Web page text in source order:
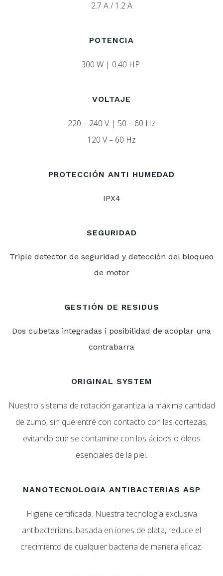
2.7 A / 1.2 A
POTENCIA
300 W | 0.40 HP
VOLTAJE
220 – 240 V | 50 – 60 Hz
120 V – 60 Hz
PROTECCIÓN ANTI HUMEDAD
IPX4
SEGURIDAD
Triple detector de seguridad y detección del bloqueo
de motor
GESTIÓN DE RESIDUS
Dos cubetas integradas i posibilidad de acoplar una
contrabarra
ORIGINAL SYSTEM
Nuestro sistema de rotación garantiza la máxima cantidad
de zumo, sin que entré con contacto con las cortezas,
evitando que se contamine con los ácidos o óleos
esenciales de la piel.
NANOTECNOLOGIA ANTIBACTERIAS ASP
Higiene certificada. Nuestra tecnología exclusiva
antibacterians, basada en iones de plata, reduce el
crecimiento de cualquier bacteria de manera eficaz.